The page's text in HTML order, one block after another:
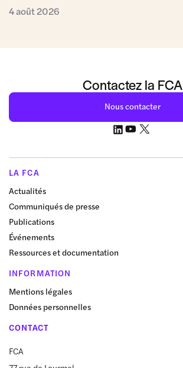
4 août 2026
Contactez la FCA
Nous contacter
LA FCA
Actualités
Communiqués de presse
Publications
Événements
Ressources et documentation
INFORMATION
Mentions légales
Données personnelles
CONTACT
FCA